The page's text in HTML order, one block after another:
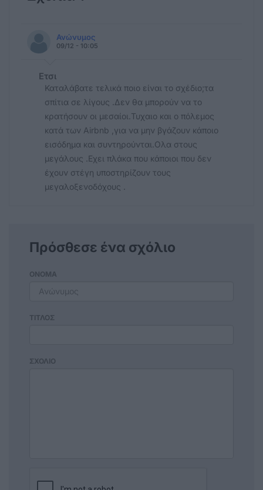
Ανώνυμος
09/12 - 10:05
Ετσι
Καταλάβατε τελικά ποιο είναι το σχέδιο;τα
σπίτια σε λίγους .Δεν θα μπορούν να το
κρατήσουν οι μεσαίοι.Τυχαιο και ο πόλεμος
κατά των Airbnb ,για να μην βγάζουν κάποιο
εισόδημα και συντηρούνται.Ολα στους
μεγάλους .Εχει πλάκα που κάποιοι που δεν
έχουν στέγη υποστηρίζουν τους
μεγαλοξενοδόχους .
Πρόσθεσε ένα σχόλιο
ΟΝΟΜΑ
ΤΙΤΛΟΣ
ΣΧΟΛΙΟ